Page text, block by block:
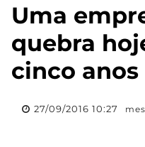
Uma
quebra
cinco anos
27/09/2016 10:27